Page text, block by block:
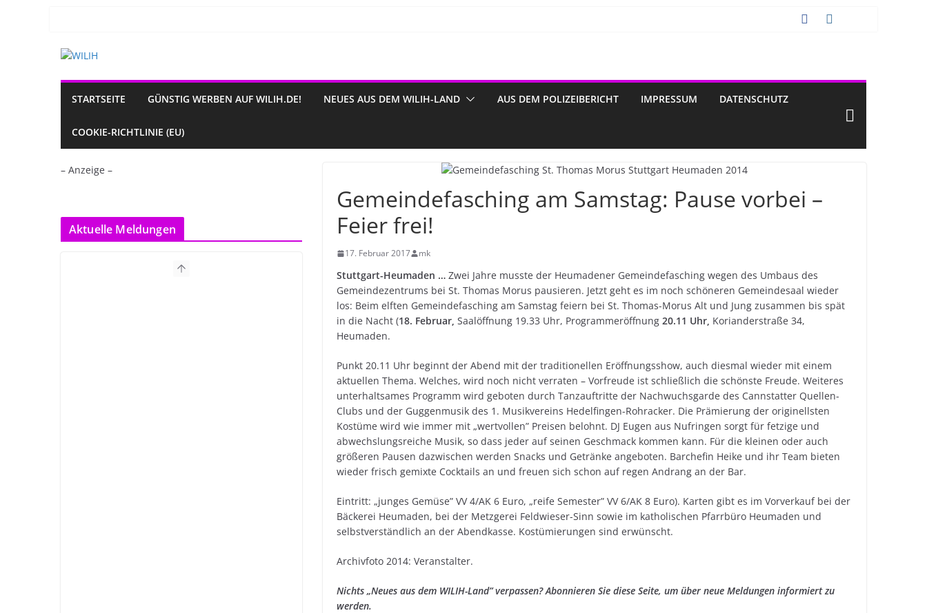
STARTSEITE GÜNSTIG WERBEN AUF WILIH.DE! NEUES AUS DEM WILIH-LAND AUS DEM POLIZEIBERICHT IMPRESSUM DATENSCHUTZ
COOKIE-RICHTLINIE (EU)
Gemeindefasching am Samstag: Pause vorbei –
Feier frei!
17. Februar 2017 mk
Stuttgart-Heumaden … Zwei Jahre musste der Heumadener Gemeindefasching wegen des Umbaus des
Gemeindezentrums bei St. Thomas Morus pausieren. Jetzt geht es im noch schöneren Gemeindesaal wieder
los: Beim elften Gemeindefasching am Samstag feiern bei St. Thomas-Morus Alt und Jung zusammen bis spät
in die Nacht (18. Februar, Saalöffnung 19.33 Uhr, Programmeröffnung20.11 Uhr, Korianderstraße 34,
Heumaden.
Punkt 20.11 Uhr beginnt der Abend mit der traditionellen Eröffnungsshow, auch diesmal wieder mit einem
aktuellen Thema. Welches, wird noch nicht verraten – Vorfreude ist schließlich die schönste Freude. Weiteres
unterhaltsames Programm wird geboten durch Tanzauftritte der Nachwuchsgarde des Cannstatter Quellen-
Clubs und der Guggenmusik des 1. Musikvereins Hedelfingen-Rohracker. Die Prämierung der originellsten
Kostüme wird wie immer mit „wertvollen” Preisen belohnt. DJ Eugen aus Nufringen sorgt für fetzige und
abwechslungsreiche Musik, so dass jeder auf seinen Geschmack kommen kann. Für die kleinen oder auch
größeren Pausen dazwischen werden Snacks und Getränke angeboten. Barchefin Heike und ihr Team bieten
wieder frisch gemixte Cocktails an und freuen sich schon auf regen Andrang an der Bar.
Eintritt: „junges Gemüse” VV 4/AK 6 Euro, „reife Semester” VV 6/AK 8 Euro). Karten gibt es im Vorverkauf bei der
Bäckerei Heumaden, bei der Metzgerei Feldwieser-Sinn sowie im katholischen Pfarrbüro Heumaden und
selbstverständlich an der Abendkasse. Kostümierungen sind erwünscht.
Archivfoto 2014: Veranstalter.
Nichts „Neues aus dem WILIH-Land” verpassen? Abonnieren Sie diese Seite, um über neue Meldungen informiert zu
werden.
– Anzeige –
Aktuelle Meldungen